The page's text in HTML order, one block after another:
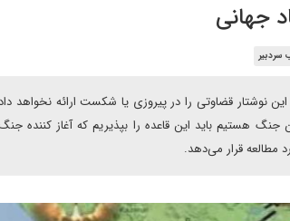
جهانی
سردبیر
نوشتار قضاوتی را در پیروزی یا شکست ارائه نخواهد
جنگ هستیم باید این قاعده را بپذیریم که آغاز کننده
مطالعه قرار می‌دهد.